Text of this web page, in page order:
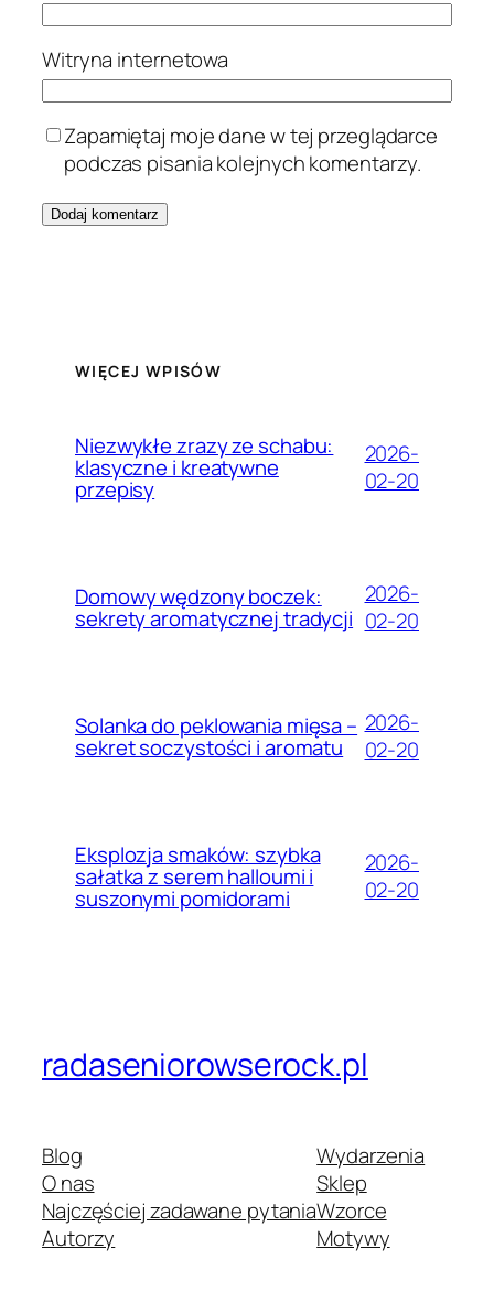
Witryna internetowa
Zapamiętaj moje dane w tej przeglądarce
podczas pisania kolejnych komentarzy.
WIĘCEJ WPISÓW
Niezwykłe zrazy ze schabu:
klasyczne i kreatywne
przepisy
2026-
02-20
Domowy wędzony boczek:
sekrety aromatycznej tradycji
2026-
02-20
Solanka do peklowania mięsa –
sekret soczystości i aromatu
2026-
02-20
Eksplozja smaków: szybka
sałatka z serem halloumi i
suszonymi pomidorami
2026-
02-20
radaseniorowserock.pl
Blog
O nas
Najczęściej zadawane pytania
Autorzy
Wydarzenia
Sklep
Wzorce
Motywy